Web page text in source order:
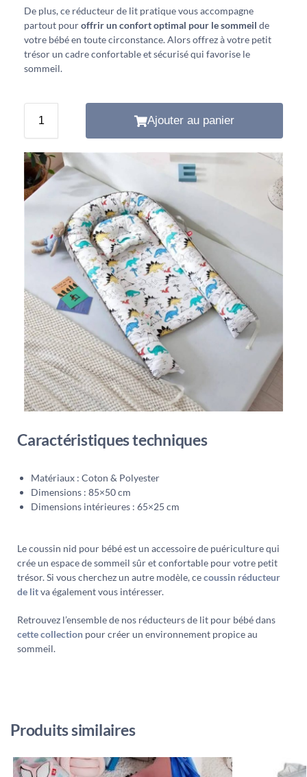
De plus, ce réducteur de lit pratique vous accompagne
partout pouroffrir un confort optimal pour le sommeil de
votre bébé en toute circonstance. Alors offrez à votre petit
trésor un cadre confortable et sécurisé qui favorise le
sommeil.
Ajouter au panier
Caractéristiques techniques
Matériaux : Coton & Polyester
Dimensions : 85×50 cm
Dimensions intérieures : 65×25 cm
Le coussin nid pour bébé est un accessoire de puériculture qui
crée un espace de sommeil sûr et confortable pour votre petit
trésor. Si vous cherchez un autre modèle, cecoussin réducteur
de litva également vous intéresser.
Retrouvez l’ensemble de nos réducteurs de lit pour bébé dans
cette collection pour créer un environnement propice au
sommeil.
Produits similaires